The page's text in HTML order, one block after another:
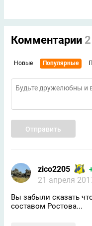
Комментарии 2
Новые Популярные
Отправить
zico2205
21 апреля
Вы забыли сказать
составом Ростова...